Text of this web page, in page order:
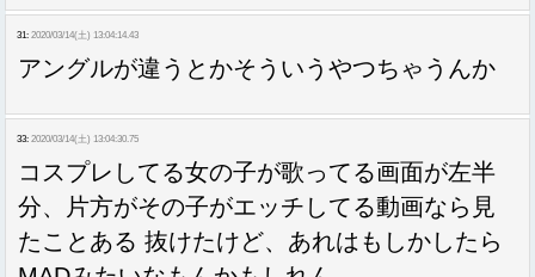
31: 2020/03/14(土) 13:04:14.43
アングルが違うとかそういうやつちゃうんか
33: 2020/03/14(土) 13:04:30.75
コスプレしてる女の子が歌ってる画面が左半
分、片方がその子がエッチしてる動画なら見
たことある 抜けたけど、あれはもしかしたら